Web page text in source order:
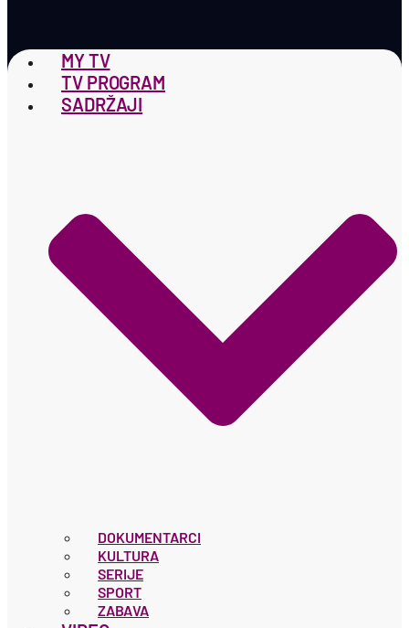
MY TV
TV PROGRAM
SADRŽAJI
DOKUMENTARCI
KULTURA
SERIJE
SPORT
ZABAVA